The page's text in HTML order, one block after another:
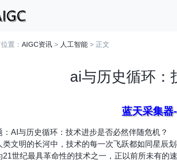
置： AIGC资讯 > 人工智能 > 正文
ai与历史循环：
蓝天采集器
：AI与历史循环：技术进步是否必然伴随危机？
类文明的长河中，技术的每一次飞跃都如同星辰
21世纪最具革命性的技术之一，正以前所未有的